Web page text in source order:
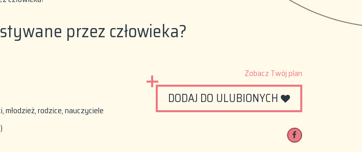
przez człowieka?
rodzice, nauczyciele
Zobacz Twój plan
DODAJ DO ULUBIONYCH